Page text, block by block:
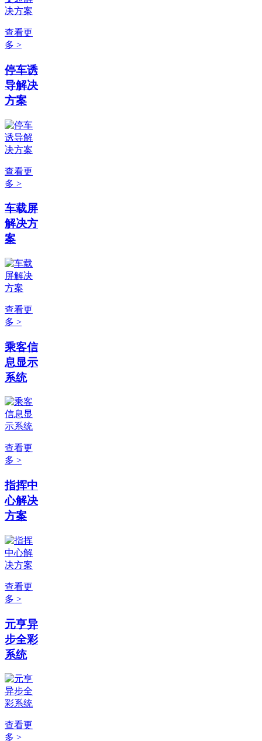
查看更
多 >
停车诱
导解决
方案
查看更
多 >
车载屏
解决方
案
查看更
多 >
乘客信
息显示
系统
查看更
多 >
指挥中
心解决
方案
查看更
多 >
元亨异
步全彩
系统
查看更
多 >